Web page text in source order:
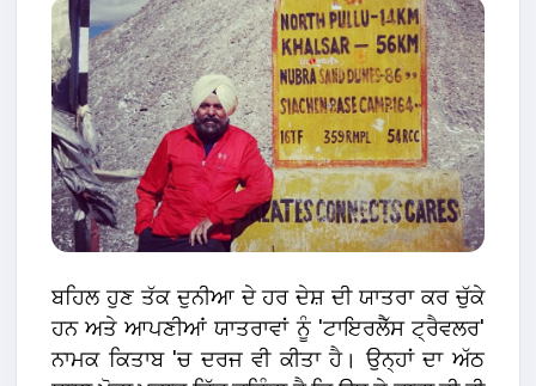
ਬਹਿਲ ਹੁਣ ਤੱਕ ਦੁਨੀਆ ਦੇ ਹਰ ਦੇਸ਼ ਦੀ ਯਾਤਰਾ ਕਰ ਚੁੱਕੇ
ਹਨ ਅਤੇ ਆਪਣੀਆਂ ਯਾਤਰਾਵਾਂ ਨੂੰ 'ਟਾਇਰਲੈੱਸ ਟ੍ਰੈਵਲਰ'
ਨਾਮਕ ਕਿਤਾਬ 'ਚ ਦਰਜ ਵੀ ਕੀਤਾ ਹੈ। ਉਨ੍ਹਾਂ ਦਾ ਅੱਠ